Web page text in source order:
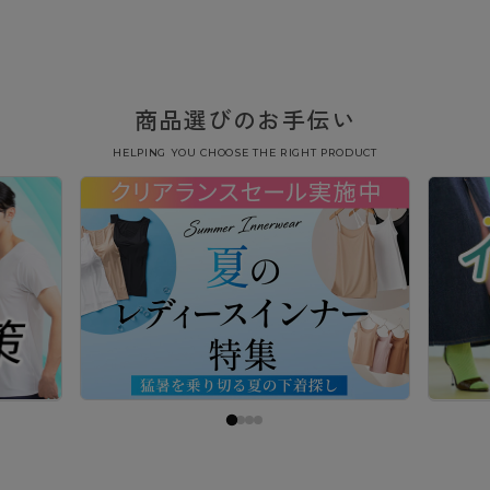
商品選びのお手伝い
HELPING YOU CHOOSE THE RIGHT PRODUCT